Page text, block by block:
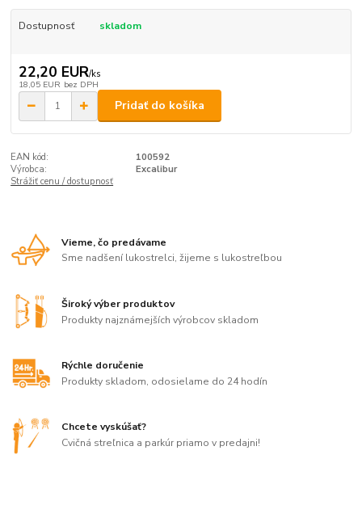
Dostupnosť skladom
22,20 EUR/ks
18,05 EUR bez DPH
Pridať do košíka
EAN kód:
100592
Výrobca:
Excalibur
Strážiť cenu / dostupnosť
Vieme, čo predávame
Sme nadšení lukostrelci, žijeme s lukostreľbou
Široký výber produktov
Produkty najznámejších výrobcov skladom
Rýchle doručenie
Produkty skladom, odosielame do 24 hodín
Chcete vyskúšať?
Cvičná streľnica a parkúr priamo v predajni!